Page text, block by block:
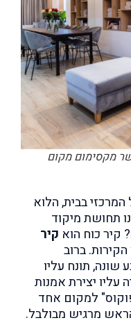
מקסימום מקום
בבית, הלוא
תחושת מיקוד
קיר כוח הוא קיר
ברוב
תונח עליו
עליו יצירת אמנות
למקום אחד
מרגיש מבולבל.